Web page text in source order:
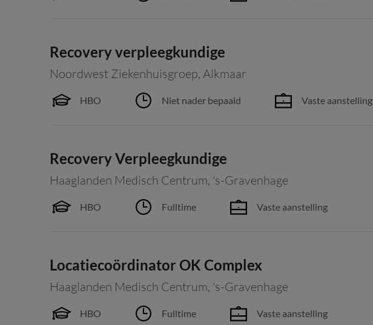
Recovery verpleegkundige
Noordwest Ziekenhuisgroep, Alkmaar
HBO Niet nader bepaald Vaste aanstelling
Recovery Verpleegkundige
Haaglanden Medisch Centrum, 's-Gravenhage
HBO Fulltime Vaste aanstelling
Locatiecoördinator OK Complex
Haaglanden Medisch Centrum, 's-Gravenhage
HBO Fulltime Vaste aanstelling